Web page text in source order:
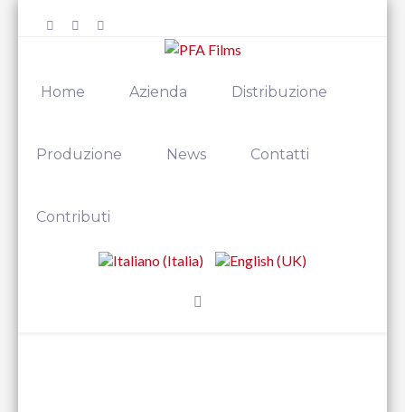
Home Azienda Distribuzione
Produzione News Contatti
Contributi